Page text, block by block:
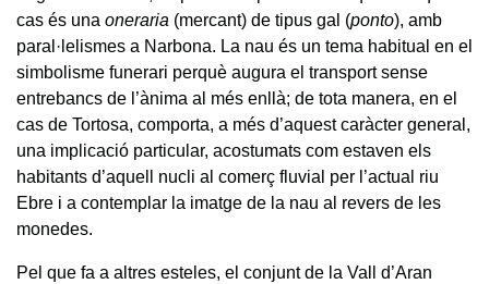
cas és una oneraria (mercant) de tipus gal (ponto), amb
paral·lelismes a Narbona. La nau és un tema habitual en el
simbolisme funerari perquè augura el transport sense
entrebancs de l’ànima al més enllà; de tota manera, en el
cas de Tortosa, comporta, a més d’aquest caràcter general,
una implicació particular, acostumats com estaven els
habitants d’aquell nucli al comerç fluvial per l’actual riu
Ebre i a contemplar la imatge de la nau al revers de les
monedes.
Pel que fa a altres esteles, el conjunt de la Vall d’Aran